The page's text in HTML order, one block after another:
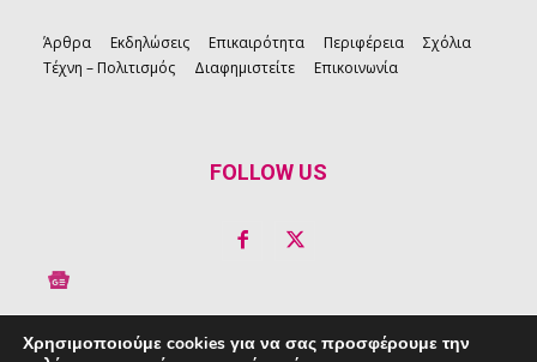
Άρθρα Εκδηλώσεις Επικαιρότητα Περιφέρεια
Σχόλια
Τέχνη – Πολιτισμός
Διαφημιστείτε Επικοινωνία
FOLLOW US
Χρησιμοποιούμε cookies για να σας προσφέρουμε την